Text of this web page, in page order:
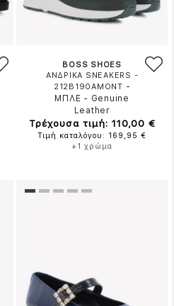
BOSS SHOES
ΑΝΔΡΙΚΑ SNEAKERS -
212B190AMONT -
ΜΠΛΕ - Genuine
Leather
Τρέχουσα τιμή: 110,00 €
Τιμή καταλόγου: 169,95 €
+1 χρώμα